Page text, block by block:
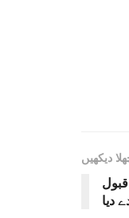
دیکھیں
دیا